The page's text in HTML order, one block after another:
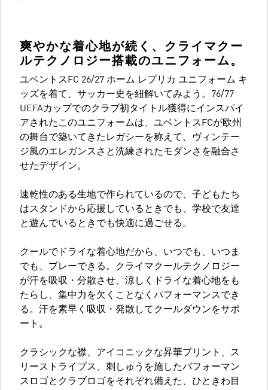
爽やかな着心地が続く、クライマクー
ルテクノロジー搭載のユニフォーム。
ユベントスFC 26/27 ホーム レプリカ ユニフォーム キ
ッズを着て、サッカー史を紐解いてみよう。76/77
UEFAカップでのクラブ初タイトル獲得にインスパイ
アされたこのユニフォームは、ユベントスFCが欧州
の舞台で築いてきたレガシーを称えて、ヴィンテー
ジ風のエレガンスさと洗練されたモダンさを融合さ
せたデザイン。
速乾性のある生地で作られているので、子どもたち
はスタンドから応援しているときでも、学校で友達
と遊んでいるときでも快適に過ごせる。
クールでドライな着心地だから、いつでも、いつま
でも、プレーできる。クライマクールテクノロジー
が汗を吸収・分散させ、涼しくドライな着心地をも
たらし、集中力を欠くことなくパフォーマンスでき
る。汗を素早く吸収・発散してクールダウンをサポ
ート。
クラシックな襟、アイコニックな昇華プリント、ス
リーストライプス、刺しゅうを施したパフォーマン
スロゴとクラブロゴをそれぞれ備えた、ひときわ目